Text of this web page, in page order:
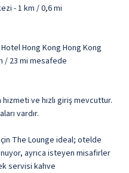
- 1 km / 0,6 mi
Hong Kong Hong Kong
/ 23 mi mesafede
ve hızlı giriş mevcuttur.
vardır.
The Lounge ideal; otelde
ayrıca isteyen misafirler
servisi kahve